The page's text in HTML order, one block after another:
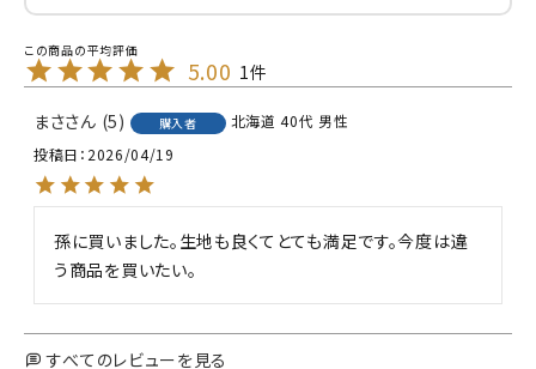
5.00 1
まさ 5 購入者 北海道 40代 男性
投稿日 2026/04/19
孫に買いました。生地も良くてとても満足です。今度は違
う商品を買いたい。
すべてのレビューを見る